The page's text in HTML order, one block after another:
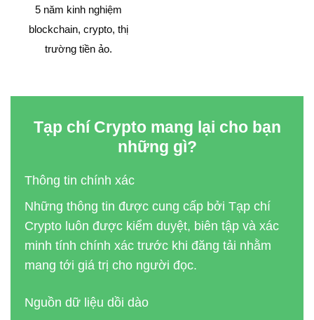
5 năm kinh nghiệm
blockchain, crypto, thị
trường tiền ảo.
Tạp chí Crypto mang lại cho bạn
những gì?
Thông tin chính xác
Những thông tin được cung cấp bởi Tạp chí
Crypto luôn được kiểm duyệt, biên tập và xác
minh tính chính xác trước khi đăng tải nhằm
mang tới giá trị cho người đọc.
Nguồn dữ liệu dồi dào